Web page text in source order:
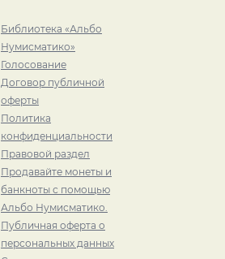
Библиотека «Альбо
Нумисматико»
Голосование
Договор публичной
оферты
Политика
конфиденциальности
Правовой раздел
Продавайте монеты и
банкноты с помощью
Альбо Нумисматико.
Публичная оферта о
персональных данных